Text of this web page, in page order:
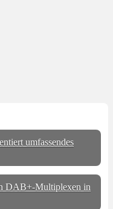
umfassendes
DAB+-Multiplexen in